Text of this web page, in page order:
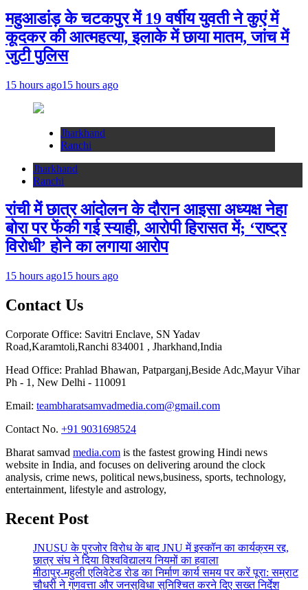
महुआडांड़ के चटकपुर में 19 वर्षीय युवती ने कुएं में
कूदकर की आत्महत्या, इलाके में छाया मातम, जांच में
जुटी पुलिस
15 hours ago15 hours ago
Jharkhand
Ranchi
Jharkhand
Ranchi
रांची में छात्र आंदोलन के दौरान आइसा अध्यक्ष नेहा
बोरा पर फेंकी गई स्याही, आरोपी हिरासत में; ‘राष्ट्र
विरोधी’ होने का लगाया आरोप
15 hours ago15 hours ago
Contact Us
Corporate Office: Savitri Enclave, SN Yadav
Road,Karamtoli,Ranchi 834001 , Jharkhand,India
Head Office: Prahlad Bhawan, Patparganj,Beside Adc,Mayur Vihar
Ph - 1, New Delhi - 110091
Email: teambharatsamvadmedia.com@gmail.com
Contact No. ‪ +91 9031698524
Bharat samvad media.com is the fastest growing Hindi news
website in India, and focuses on delivering around the clock
analysis, crime news, political news,business, sports, technology,
entertainment, lifestyle and astrology,
Recent Post
JNUSU के पुरजोर विरोध के बाद JNU में इस्कॉन का कार्यक्रम रद्द,
छात्र संघ ने दिया विश्वविद्यालय नियमों का हवाला
मीठापुर-महुली एलिवेटेड रोड का निर्माण कार्य समय पर करें पूरा: सम्राट
चौधरी ने गुणवत्ता और जनसुविधा सुनिश्चित करने दिए सख्त निर्देश